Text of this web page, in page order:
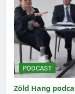
PODCAST
Zöld Hang